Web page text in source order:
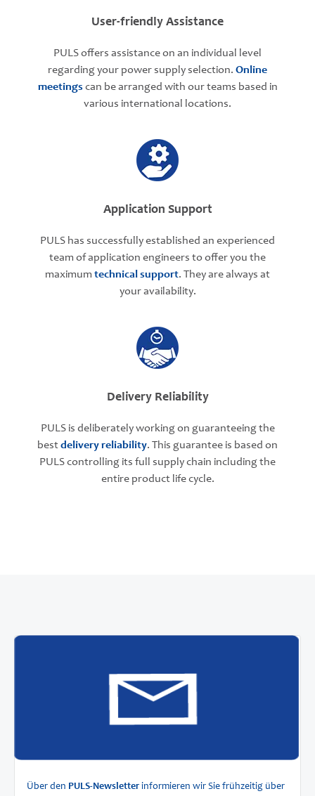
User-friendly Assistance
PULS offers assistance on an individual level
regarding your power supply selection. Online
meetings can be arranged with our teams based in
various international locations.
Application Support
PULS has successfully established an experienced
team of application engineers to offer you the
maximum technical support. They are always at
your availability.
Delivery Reliability
PULS is deliberately working on guaranteeing the
bestdelivery reliability. This guarantee is based on
PULS controlling its full supply chain including the
entire product life cycle.
Über den PULS-Newsletter informieren wir Sie frühzeitig über